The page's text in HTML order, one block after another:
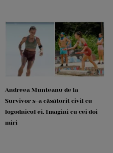
Andreea Munteanu de la
Survivor s-a căsătorit civil cu
logodnicul ei. Imagini cu cei doi
miri